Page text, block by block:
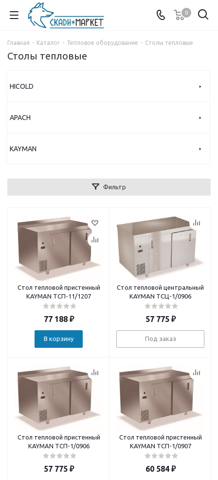
0
Главная - Каталог - Тепловое оборудование - Столы тепловые
Столы тепловые
HICOLD
APACH
KAYMAN
Фильтр
Стол тепловой пристенный
KAYMAN ТСП-11/1207
77 188₽
В корзину
Стол тепловой центральный
KAYMAN ТСЦ-1/0906
57 775₽
Под заказ
Стол тепловой пристенный
KAYMAN ТСП-1/0906
57 775₽
Стол тепловой пристенный
KAYMAN ТСП-1/0907
60 584₽